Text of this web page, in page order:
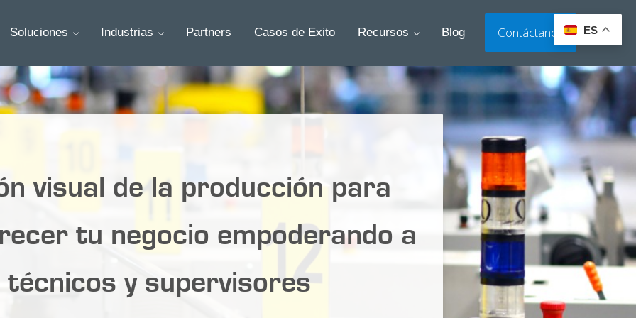
Soluciones Industrias Partners Casos de Exito Recursos Blog Contáctanos Search
visual de la producción para
tu negocio empoderando a
técnicos y supervisores
ES